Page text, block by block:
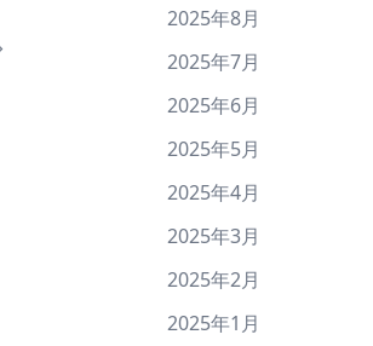
2025年8月
2025年7月
2025年6月
2025年5月
2025年4月
2025年3月
2025年2月
2025年1月